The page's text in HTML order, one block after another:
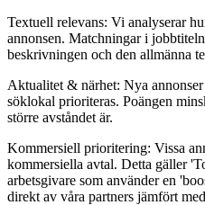
Textuell relevans: Vi analyserar
annonsen. Matchningar i
beskrivningen och den allmänna
Aktualitet & närhet: Nya
söklokal prioriteras. Poängen
större avståndet är.
Kommersiell prioritering: Vissa
kommersiella avtal. Detta gäller
arbetsgivare som använder en
direkt av våra partners jämfört